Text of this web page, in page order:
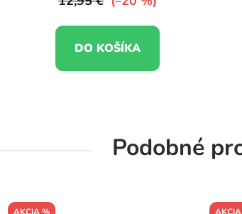
DO KOŠÍKA
Podobné
AKCIA %